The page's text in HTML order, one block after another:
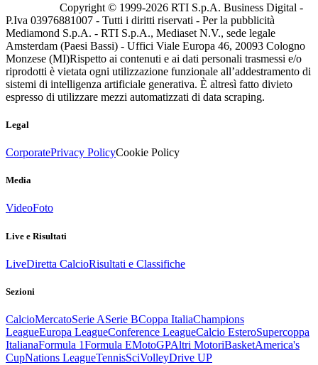
Copyright © 1999-2026 RTI S.p.A. Business Digital -
P.Iva 03976881007 - Tutti i diritti riservati - Per la pubblicità
Mediamond S.p.A. - RTI S.p.A., Mediaset N.V., sede legale
Amsterdam (Paesi Bassi) - Uffici Viale Europa 46, 20093 Cologno
Monzese (MI)Rispetto ai contenuti e ai dati personali trasmessi e/o
riprodotti è vietata ogni utilizzazione funzionale all’addestramento di
sistemi di intelligenza artificiale generativa. È altresì fatto divieto
espresso di utilizzare mezzi automatizzati di data scraping.
Legal
CorporatePrivacy PolicyCookie Policy
Media
VideoFoto
Live e Risultati
LiveDiretta CalcioRisultati e Classifiche
Sezioni
CalcioMercatoSerie ASerie BCoppa ItaliaChampions
LeagueEuropa LeagueConference LeagueCalcio EsteroSupercoppa
ItalianaFormula 1Formula EMotoGPAltri MotoriBasketAmerica's
CupNations LeagueTennisSciVolleyDrive UP